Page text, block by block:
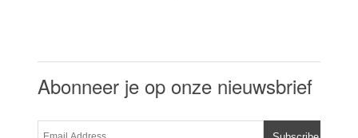
Abonneer je op onze nieuwsbrief